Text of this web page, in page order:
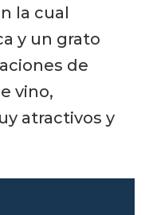
la cual
y un grato
de
vino,
atractivos y